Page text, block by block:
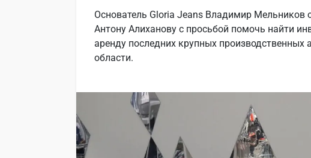
Основатель Gloria Jeans Владимир Мельников
Антону Алиханову с просьбой помочь найти
аренду последних крупных производственных
области.